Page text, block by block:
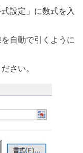
設定」に数式を入
自動で引くように
さい。